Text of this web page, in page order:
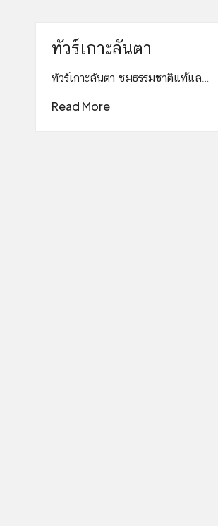
ทัวร์เกาะลันตา
ทัวร์เกาะลันตา ชมธรรมชาติแท้แล…
Read More